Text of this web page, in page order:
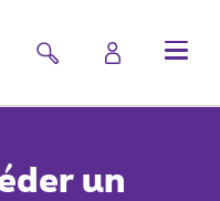
un